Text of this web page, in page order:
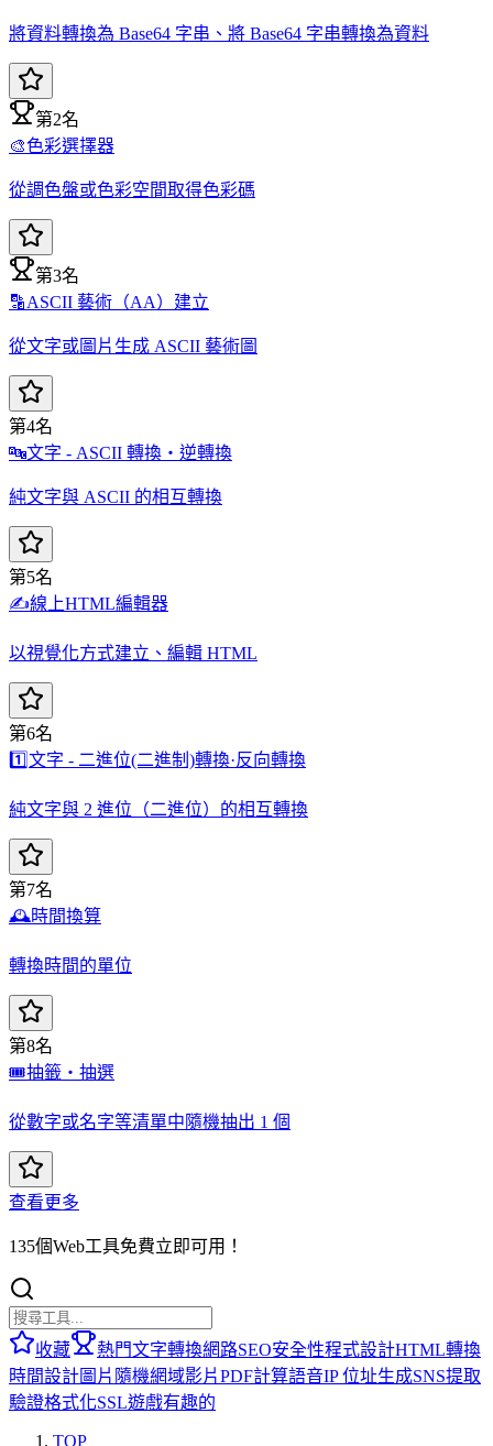
將資料轉換為 Base64 字串、將 Base64 字串轉換為資料
第2名
🎨色彩選擇器
從調色盤或色彩空間取得色彩碼
第3名
🔡ASCII 藝術（AA）建立
從文字或圖片生成 ASCII 藝術圖
第4名
🔤文字 - ASCII 轉換・逆轉換
純文字與 ASCII 的相互轉換
第5名
✍️線上HTML編輯器
以視覺化方式建立、編輯 HTML
第6名
1️⃣文字 - 二進位(二進制)轉換·反向轉換
純文字與 2 進位（二進位）的相互轉換
第7名
🕰️時間換算
轉換時間的單位
第8名
🎟️抽籤・抽選
從數字或名字等清單中隨機抽出 1 個
查看更多
135個Web工具免費立即可用！
收藏 熱門文字轉換網路SEO安全性程式設計HTML轉換
時間設計圖片 隨機網域影片PDF計算語音IP 位址生成SNS提取
驗證格式化SSL遊戲有趣的
TOP